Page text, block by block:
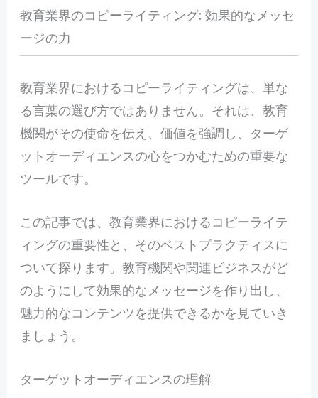
教育業界のコピーライティング: 効果的なメッセ
ージの力
教育業界におけるコピーライティングは、単な
る言葉の選び方ではありません。それは、教育
機関がその使命を伝え、価値を強調し、ターゲ
ットオーディエンスの心をつかむための重要な
ツールです。
この記事では、教育業界におけるコピーライテ
ィングの重要性と、そのベストプラクティスに
ついて探ります。教育機関や関連ビジネスがど
のようにして効果的なメッセージを作り出し、
魅力的なコンテンツを提供できるかを見ていき
ましょう。
ターゲットオーディエンスの理解